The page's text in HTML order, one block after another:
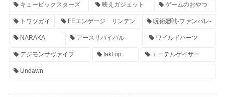
キュービックスターズ 映えガジェット ゲームのおやつ
トワツガイ FEエンゲージ リンデン 呪術廻戦-ファンパレ-
NARAKA アースリバイバル ワイルドハーツ
デジモンサヴァイブ takt op. エーテルゲイザー
Undawn